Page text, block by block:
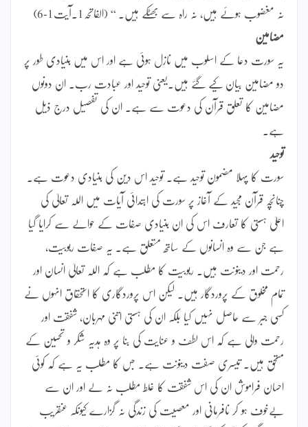
نہ مغضوب ہوئے ہیں، نہ راہ سے بھٹکے ہیں۔ ‘‘ (الفاتحہ1۔آیت1-6)
مضامین
یہ سورت دعا کے اسلوب میں نازل ہوئی ہے اور اس میں بنیادی طور پر
دو مضامین بیان کیے گئے ہیں۔یعنی توحید اور عبادت رب۔ ان دونوں
مضامین کا تعلق قرآن کی دعوت سے ہے۔ ان کی تفصیل درج ذیل
ہے۔
توحید
سورت کا پہلا مضمون توحید ہے۔ توحید اس دین کی بنیادی دعوت ہے۔
چنانچہ قرآن مجید کے آغاز پر سورت کی ابتدائی آیات میں اللہ تعالیٰ کی
اعلیٰ ہستی کا تعارف اس کی ان بنیادی صفات کے حوالے سے کرایا گیا
ہے جن سے وہ انسانوں کے ساتھ متعلق ہے۔ یہ صفات ربوبیت،
رحمت اور دینونت ہیں۔ ربوبیت کا مطلب ہے کہ اللہ تعالیٰ انسان اور
تمام مخلوق کے پروردگار ہیں۔ لیکن اس پروردگاری کا استحقاق انہوں نے
کسی جبر سے حاصل نہیں کیا بلکہ ان کی ہستی اتنی مہربان، شفقت اور
رحمت والی ہے کہ اس لطف و عنایت کی بنا پر وہ ہدیہ شکر و تحسین کے
مستحق ہیں۔ تیسری صفت دینونت ہے۔ جس کا مطلب یہ ہے کہ کوئی
احسان فراموش ان کی اس شفقت کا غلط مطلب نہ لے اور ان سے
بےخوف ہو کر نافرمانی اور معصیت کی زندگی نہ گزارے کیونکہ عنقریب